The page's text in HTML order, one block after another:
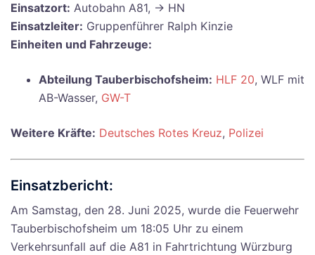
Einsatzort: Autobahn A81, -> HN
Einsatzleiter: Gruppenführer Ralph Kinzie
Einheiten und Fahrzeuge:
Abteilung Tauberbischofsheim: HLF 20, WLF mit
AB-Wasser, GW-T
Weitere Kräfte: Deutsches Rotes Kreuz, Polizei
Einsatzbericht:
Am Samstag, den 28. Juni 2025, wurde die Feuerwehr
Tauberbischofsheim um 18:05 Uhr zu einem
Verkehrsunfall auf die A81 in Fahrtrichtung Würzburg